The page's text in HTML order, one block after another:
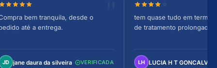
5 de 5 estrelas
bem tranquila, desde o
até a entrega.
JD jane daura da silveira VERIFICADA
Nota 4 de 5 estrelas
tem quase tudo em
de tratamento prolongado
LH LUCIA H T GONCALVES